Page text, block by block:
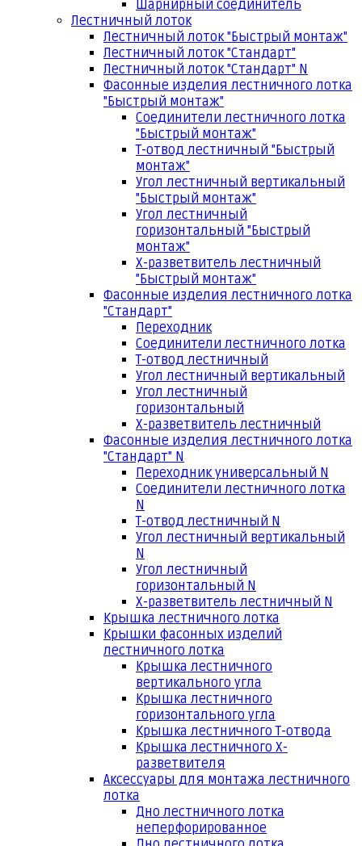
Шарнирный соединитель
Лестничный лоток
Лестничный лоток "Быстрый монтаж"
Лестничный лоток "Стандарт"
Лестничный лоток "Стандарт" N
Фасонные изделия лестничного лотка
"Быстрый монтаж"
Соединители лестничного лотка
"Быстрый монтаж"
Т-отвод лестничный "Быстрый
монтаж"
Угол лестничный вертикальный
"Быстрый монтаж"
Угол лестничный
горизонтальный "Быстрый
монтаж"
Х-разветвитель лестничный
"Быстрый монтаж"
Фасонные изделия лестничного лотка
"Стандарт"
Переходник
Соединители лестничного лотка
Т-отвод лестничный
Угол лестничный вертикальный
Угол лестничный
горизонтальный
Х-разветвитель лестничный
Фасонные изделия лестничного лотка
"Стандарт" N
Переходник универсальный N
Соединители лестничного лотка
N
Т-отвод лестничный N
Угол лестничный вертикальный
N
Угол лестничный
горизонтальный N
Х-разветвитель лестничный N
Крышка лестничного лотка
Крышки фасонных изделий
лестничного лотка
Крышка лестничного
вертикального угла
Крышка лестничного
горизонтального угла
Крышка лестничного Т-отвода
Крышка лестничного Х-
разветвителя
Аксессуары для монтажа лестничного
лотка
Дно лестничного лотка
неперфорированное